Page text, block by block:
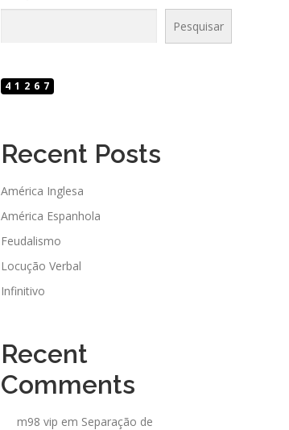
Pesquisar
41267
Recent Posts
América Inglesa
América Espanhola
Feudalismo
Locução Verbal
Infinitivo
Recent
Comments
m98 vip em Separação de